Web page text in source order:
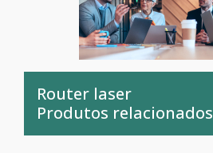
Router laser
Produtos relacionados